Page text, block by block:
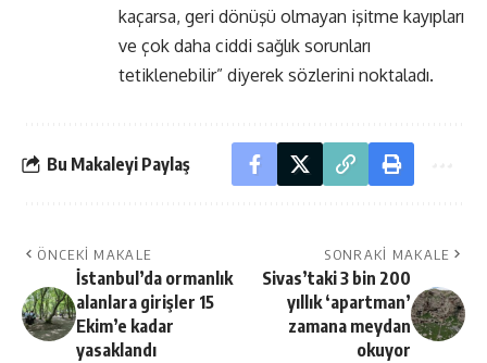
kaçarsa, geri dönüşü olmayan işitme kayıpları
ve çok daha ciddi sağlık sorunları
tetiklenebilir” diyerek sözlerini noktaladı.
Bu Makaleyi Paylaş
ÖNCEKI MAKALE
İstanbul’da ormanlık
alanlara girişler 15
Ekim’e kadar
yasaklandı
SONRAKI MAKALE
Sivas’taki 3 bin 200
yıllık ‘apartman’
zamana meydan
okuyor